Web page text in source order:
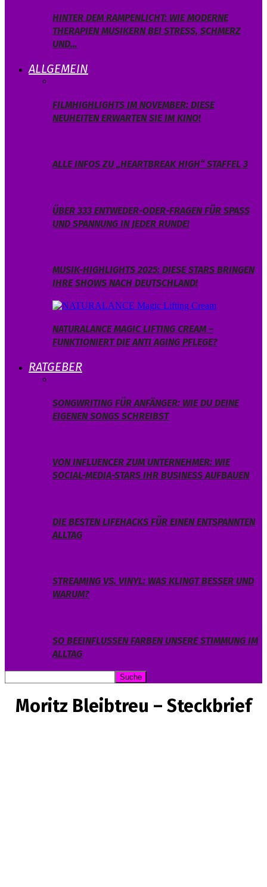
HINTER DEM RAMPENLICHT: WIE MODERNE
THERAPIEN MUSIKERN BEI STRESS, SCHMERZ
UND…
ALLGEMEIN
FILMHIGHLIGHTS IM NOVEMBER: DIESE
NEUHEITEN ERWARTEN SIE IM KINO!
ALLE INFOS ZU „HEARTBREAK HIGH“ STAFFEL 3
ÜBER 333 ENTWEDER-ODER-FRAGEN FÜR SPASS U
ND SPANNUNG IN JEDER RUNDE!
MUSIK-HIGHLIGHTS 2025: DIESE STARS BRINGEN
IHRE SHOWS NACH DEUTSCHLAND!
NATURALANCE MAGIC LIFTING CREAM –
FUNKTIONIERT DIE ANTI AGING PFLEGE?
RATGEBER
SONGWRITING FÜR ANFÄNGER: WIE DU DEINE
EIGENEN SONGS SCHREIBST
VON INFLUENCER ZUM UNTERNEHMER: WIE
SOCIAL-MEDIA-STARS IHR BUSINESS AUFBAUEN
DIE BESTEN LIFEHACKS FÜR EINEN ENTSPANNTEN
ALLTAG
STREAMING VS. VINYL: WAS KLINGT BESSER UND
WARUM?
SO BEEINFLUSSEN FARBEN UNSERE STIMMUNG IM
ALLTAG
Moritz Bleibtreu – Steckbrief